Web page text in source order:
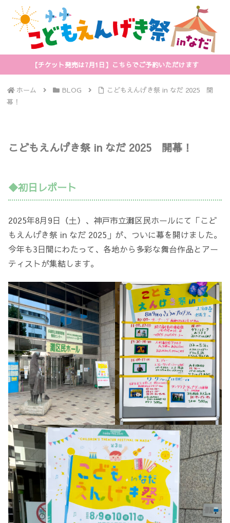
【チケット発売は7月1日】こちらでご予約いただけます
ホーム BLOG
こどもえんげき祭 in なだ 2025 開
幕！
こどもえんげき祭 in なだ 2025 開幕！
◆初日レポート
2025年8月9日（土）、神戸市立灘区民ホールにて「こど
もえんげき祭 in なだ 2025」が、ついに幕を開けました。
今年も3日間にわたって、各地から多彩な舞台作品とアー
ティストが集結します。